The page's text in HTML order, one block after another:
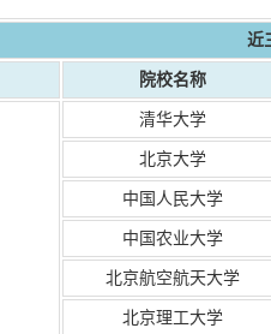
近
院校名称
清华大学
北京大学
中国人民大学
中国农业大学
北京航空航天大学
北京理工大学